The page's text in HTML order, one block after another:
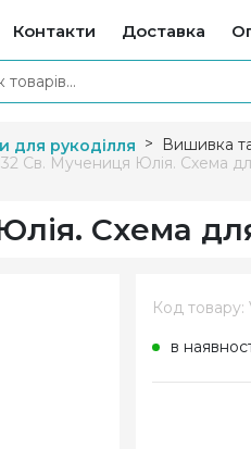
Контакти Доставка
для рукоділля Вишивка
Св. Мучениця Юлія. Схема
Схема
Код товару:
в